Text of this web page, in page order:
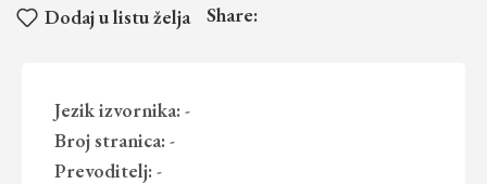
Dodaj u listu želja Share:
Jezik izvornika: -
Broj stranica: -
Prevoditelj: -